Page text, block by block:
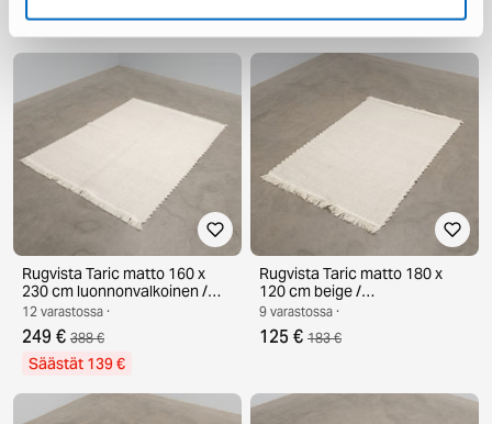
Säästät 181 €
Rugvista Taric matto 160 x
230 cm luonnonvalkoinen /
beige
12 varastossa ·
249 € 388 €
Säästät 139 €
Rugvista Taric matto 180 x
120 cm beige /
luonnonvalkoinen
9 varastossa ·
125 € 183 €